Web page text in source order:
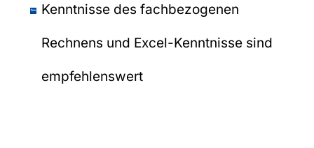
Kenntnisse des fachbezogenen
Rechnens und Excel-Kenntnisse sind
empfehlenswert